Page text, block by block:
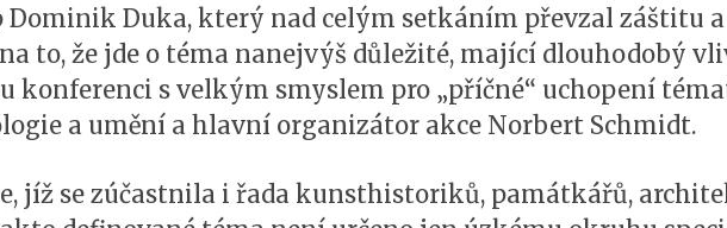
Dominik Duka, který nad celým setkáním převzal záštitu a
to, že jde o téma nanejvýš důležité, mající dlouhodobý
konferenci s velkým smyslem pro „příčné“ uchopení
a umění a hlavní organizátor akce Norbert Schmidt.
jíž se zúčastnila i řada kunsthistoriků, památkářů,